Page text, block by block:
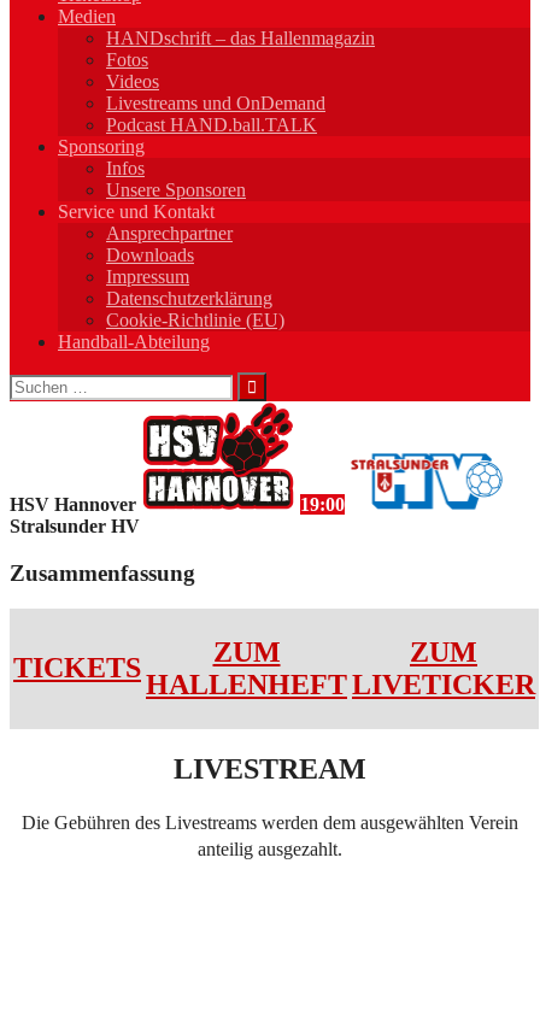
Medien
HANDschrift – das Hallenmagazin
Fotos
Videos
Livestreams und OnDemand
Podcast HAND.ball.TALK
Sponsoring
Infos
Unsere Sponsoren
Service und Kontakt
Ansprechpartner
Downloads
Impressum
Datenschutzerklärung
Cookie-Richtlinie (EU)
Handball-Abteilung
Suchen
nach:
HSV Hannover
19:00
Stralsunder HV
Zusammenfassung
TICKETS
ZUM
HALLENHEFT
ZUM
LIVETICKER
LIVESTREAM
Die Gebühren des Livestreams werden dem ausgewählten Verein
anteilig ausgezahlt.